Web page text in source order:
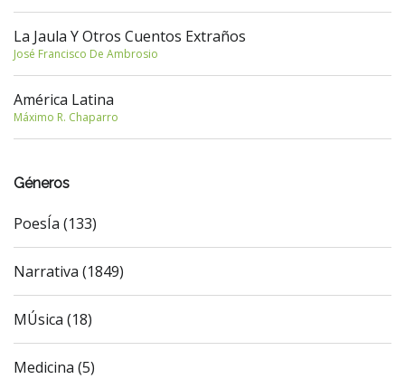
La Jaula Y Otros Cuentos Extraños
José Francisco De Ambrosio
América Latina
Máximo R. Chaparro
Géneros
PoesÍa (133)
Narrativa (1849)
MÚsica (18)
Medicina (5)